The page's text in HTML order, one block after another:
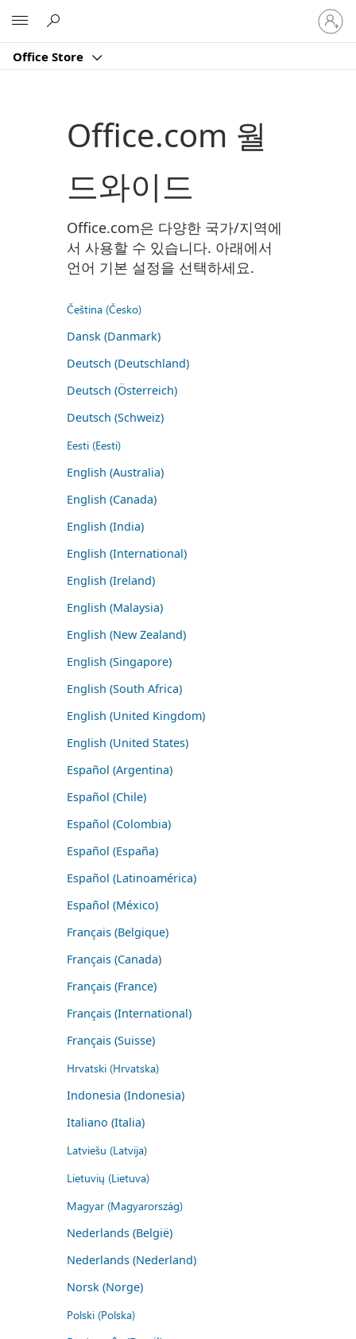
Office Store
귀
하
계
Office.com 월
드와이드
Office.com은 다양한 국가/지역에
서 사용할 수 있습니다. 아래에서
언어 기본 설정을 선택하세요.
Čeština (Česko)
Dansk (Danmark)
Deutsch (Deutschland)
Deutsch (Österreich)
Deutsch (Schweiz)
Eesti (Eesti)
English (Australia)
English (Canada)
English (India)
English (International)
English (Ireland)
English (Malaysia)
English (New Zealand)
English (Singapore)
English (South Africa)
English (United Kingdom)
English (United States)
Español (Argentina)
Español (Chile)
Español (Colombia)
Español (España)
Español (Latinoamérica)
Español (México)
Français (Belgique)
Français (Canada)
Français (France)
Français (International)
Français (Suisse)
Hrvatski (Hrvatska)
Indonesia (Indonesia)
Italiano (Italia)
Latviešu (Latvija)
Lietuvių (Lietuva)
Magyar (Magyarország)
Nederlands (België)
Nederlands (Nederland)
Norsk (Norge)
Polski (Polska)